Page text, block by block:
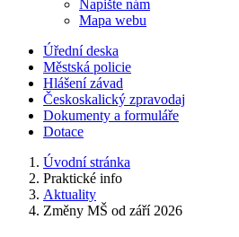
Napište nám
Mapa webu
Úřední deska
Městská policie
Hlášení závad
Českoskalický zpravodaj
Dokumenty a formuláře
Dotace
Úvodní stránka
Praktické info
Aktuality
Změny MŠ od září 2026